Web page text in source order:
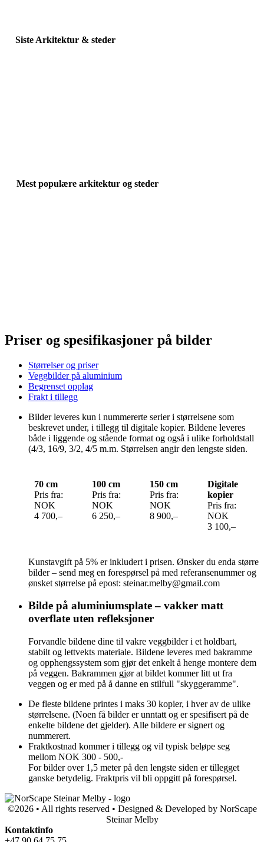
Siste Arkitektur & steder
Mest populære arkitektur og steder
Priser og spesifikasjoner på bilder
Størrelser og priser
Veggbilder på aluminium
Begrenset opplag
Frakt i tillegg
Bilder leveres kun i nummererte serier i størrelsene som
beskrevet under, i tillegg til digitale kopier. Bildene leveres
både i liggende og stående format og også i ulike forholdstall
(4/3, 16/9, 3/2, 4/5 m.m. Størrelsen angir den lengste siden.
70 cm
Pris fra:
NOK
4 700,–
100 cm
Pris fra:
NOK
6 250,–
150 cm
Pris fra:
NOK
8 900,–
Digitale
kopier
Pris fra:
NOK
3 100,–
Kunstavgift på 5% er inkludert i prisen. Ønsker du enda større
bilder – send meg en forespørsel på med referansenummer og
ønsket størrelse på epost: steinar.melby@gmail.com
Bilde på aluminiumsplate – vakker matt
overflate uten refleksjoner
Forvandle bildene dine til vakre veggbilder i et holdbart,
stabilt og lettvekts materiale. Bildene leveres med bakramme
og opphengssystem som gjør det enkelt å henge montere dem
på veggen. Bakrammen gjør at bildet kommer litt ut fra
veggen og er med på å danne en stilfull "skyggeramme".
De fleste bildene printes i maks 30 kopier, i hver av de ulike
størrelsene. (Noen få bilder er unntatt og er spesifisert på de
enkelte bildene det gjelder). Alle bildere er signert og
nummerert.
Fraktkostnad kommer i tillegg og vil typisk beløpe seg
mellom NOK 300 - 500,-
For bilder over 1,5 meter på den lengste siden er tillegget
ganske betydelig. Fraktpris vil bli oppgitt på forespørsel.
©2026 • All rights reserved • Designed & Developed by NorScape
Steinar Melby
Kontaktinfo